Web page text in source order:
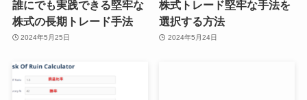
誰にでも実践できる堅牢な
株式の長期トレード手法
2024年5月25日
株式トレード堅牢な手法を
選択する方法
2024年5月24日